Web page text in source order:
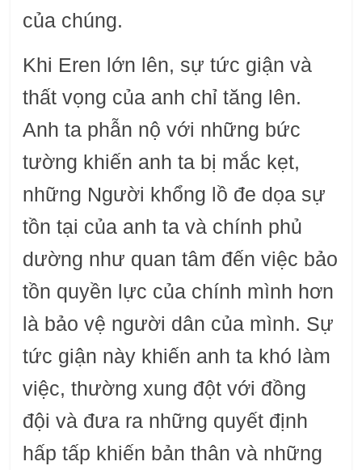
của chúng.
Khi Eren lớn lên, sự tức giận và
thất vọng của anh chỉ tăng lên.
Anh ta phẫn nộ với những bức
tường khiến anh ta bị mắc kẹt,
những Người khổng lồ đe dọa sự
tồn tại của anh ta và chính phủ
dường như quan tâm đến việc bảo
tồn quyền lực của chính mình hơn
là bảo vệ người dân của mình. Sự
tức giận này khiến anh ta khó làm
việc, thường xung đột với đồng
đội và đưa ra những quyết định
hấp tấp khiến bản thân và những